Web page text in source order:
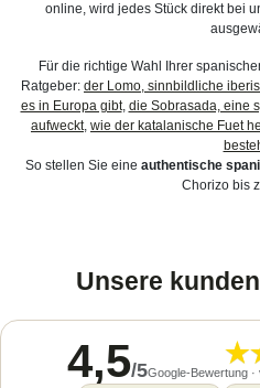
online, wird jedes Stück direkt bei
Für die richtige Wahl Ihrer
Ratgeber: der Lomo, sinnbildliche
es in Europa gibt, die Sobrasada, eine
aufweckt, wie der katalanische Fuet
So stellen Sie eine authentische
Chorizo bis
Unsere
4,5/5Google-Bewertung